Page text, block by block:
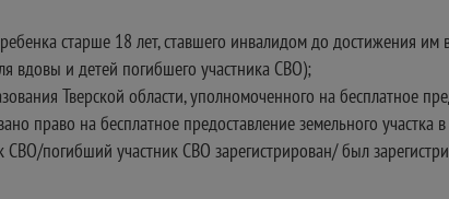
старше 18 лет, ставшего инвалидом до достижения
вдовы и детей погибшего участника СВО);
Тверской области, уполномоченного на бесплатное
право на бесплатное предоставление земельного участка
погибший участник СВО зарегистрирован/ был